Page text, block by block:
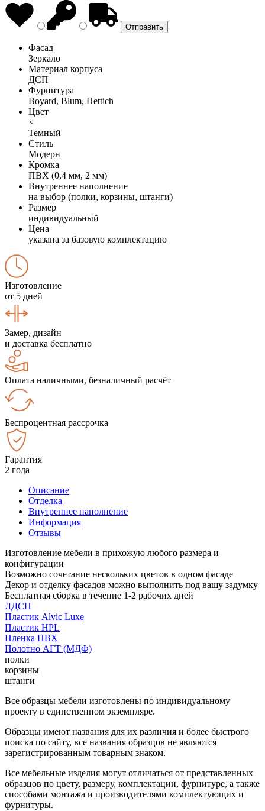
Фасад
Зеркало
Материал корпуса
ДСП
Фурнитура
Boyard, Blum, Hettich
Цвет
<
Темный
Стиль
Модерн
Кромка
ПВХ (0,4 мм, 2 мм)
Внутреннее наполнение
на выбор (полки, корзины, штанги)
Размер
индивидуальный
Цена
указана за базовую комплектацию
Изготовление
от 5 дней
Замер, дизайн
и доставка бесплатно
Оплата наличными, безналичный расчёт
Беспроцентная рассрочка
Гарантия
2 года
Описание
Отделка
Внутреннее наполнение
Информация
Отзывы
Изготовление мебели в прихожую любого размера и
конфигурации
Возможно сочетание нескольких цветов в одном фасаде
Декор и отделку фасадов можно выполнить под вашу задумку
Бесплатная сборка в течение 1-2 рабочих дней
ЛДСП
Пластик Alvic Luxe
Пластик HPL
Пленка ПВХ
Полотно АГТ (МДФ)
полки
корзины
штанги
Все образцы мебели изготовлены по индивидуальному
проекту в единственном экземпляре.
Образцы имеют названия для их различия и более быстрого
поиска по сайту, все названия образцов не являются
зарегистрированным товарным знаком.
Все мебельные изделия могут отличаться от представленных
образцов по цвету, размеру, комплектации, фурнитуре, а также
способами монтажа и производителями комплектующих и
фурнитуры.